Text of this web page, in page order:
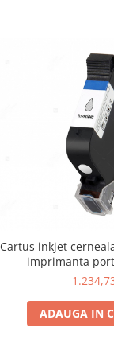
Cartus inkjet
imprimanta
ADAUGA IN